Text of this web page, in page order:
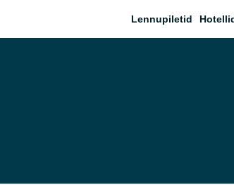
Lennupiletid